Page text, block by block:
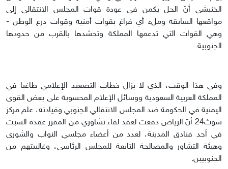
الخنبشي أنّ الحل يكمن في عودة قوات المجلس الانتقالي إلى
مواقعها السابقة وملء أي فراغ بقوات أمنية وقوات درع الوطن -
وهي القوات التي تدعمها المملكة وتحشدها بالقرب من حدودها
الجنوبية.
وفي هذا الوقت، الذي لا يزال خطاب التصعيد الإعلامي طاغيا في
المملكة العربية السعودية ووسائل الإعلام المحسوبة على بعض القوى
اليمنية في الحكومة ضد المجلس الانتقالي الجنوبي وقيادته، علم مركز
سوث24 أنّ الرياض دفعت لعقد لقاء تشاوري من المقرر عقده السبت
في أحد فنادق المدينة، لعدد من أعضاء مجلسي النواب والشورى
وهيئة التشاور والمصالحة التابعة للمجلس الرئاسي، وغالبيتهم من
الجنوبيين.